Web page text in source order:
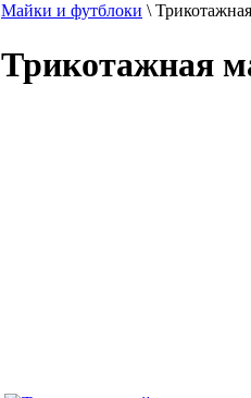
Майки и футблоки \
Трикотажная